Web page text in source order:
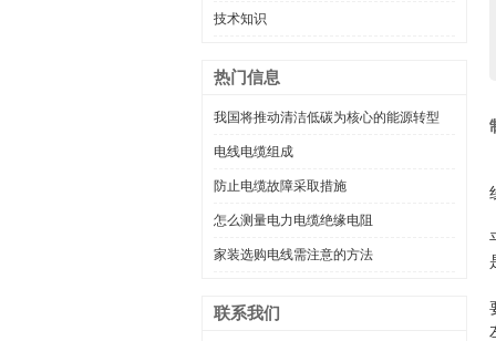
技术知识
热门信息
我国将推动清洁低碳为核心的能源转型
电线电缆组成
防止电缆故障采取措施
怎么测量电力电缆绝缘电阻
家装选购电线需注意的方法
联系我们